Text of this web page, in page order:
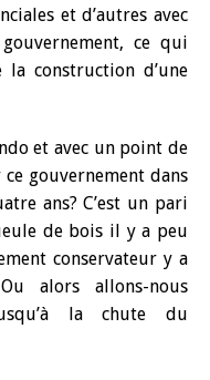
et d’autres avec
ce qui
construction d’une
et avec un point de
gouvernement dans
ans? C’est un pari
de bois il y a peu
conservateur y a
alors allons-nous
la chute du